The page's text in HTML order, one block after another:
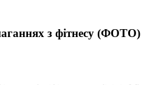
з фітнесу (ФОТО)